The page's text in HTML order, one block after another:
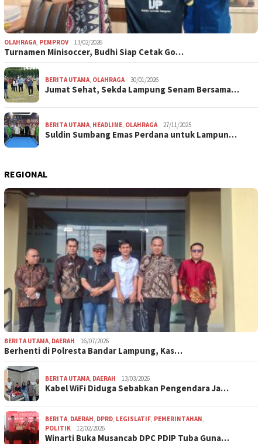
OLAHRAGA PEMPROV 13/02/2026
Turnamen Minisoccer, Budhi Siap Cetak Go…
BERITA UTAMA OLAHRAGA 30/01/2026
Jumat Sehat, Sekda Lampung Senam Bersama…
BERITA UTAMA HEADLINE OLAHRAGA 27/11/2025
Suldin Sumbang Emas Perdana untuk Lampun…
REGIONAL
BERITA UTAMA DAERAH 16/07/2026
Berhenti di Polresta Bandar Lampung, Kas…
BERITA UTAMA DAERAH 13/03/2026
Kabel WiFi Diduga Sebabkan Pengendara Ja…
BERITA DAERAH DPRD LEGISLATIF PEMERINTAHAN
POLITIK
12/02/2026
Winarti Buka Musancab DPC PDIP Tuba Guna…